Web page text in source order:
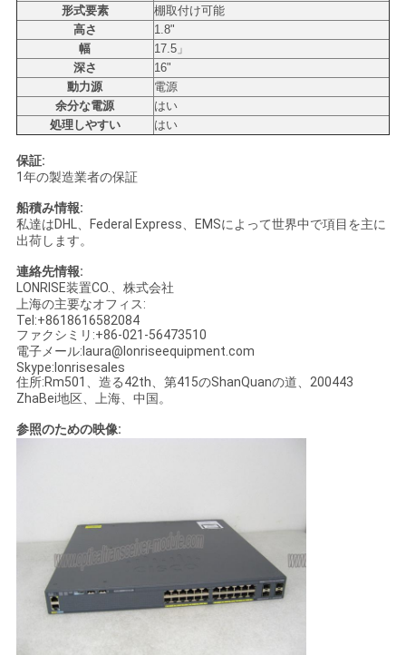
形式要素
棚取付け可能
高さ
1.8"
幅
17.5」
深さ
16"
動力源
電源
余分な電源
はい
処理しやすい
はい
保証:
1年の製造業者の保証
船積み情報:
私達はDHL、Federal Express、EMSによって世界中で項目を主に
出荷します。
連絡先情報:
LONRISE装置CO.、株式会社
上海の主要なオフィス:
Tel:+8618616582084
ファクシミリ:+86-021-56473510
電子メール:laura@lonriseequipment.com
Skype:lonrisesales
住所:Rm501、造る42th、第415のShanQuanの道、200443
ZhaBei地区、上海、中国。
参照のための映像: